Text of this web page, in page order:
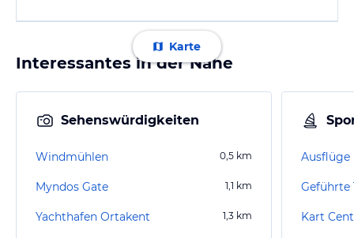
Karte
Interessantes in der Nähe
Sehenswürdigkeiten
Windmühlen 0,5 km
Myndos Gate 1,1 km
Yachthafen Ortakent 1,3 km
Ausflüge
Geführte
Kart